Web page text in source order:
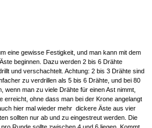
eine gewisse Festigkeit, und man kann mit dem
beginnen. Dazu werden 2 bis 6 Drähte
und verschachtelt. Achtung: 2 bis 3 Drähte sind
zu verdrillen als 5 bis 6 Drähte, und bei 80
wenn man zu viele Drähte für einen Ast nimmt,
erreicht, ohne dass man bei der Krone angelangt
hier mal wieder mehr  dickere Äste aus vier
sollten nur ab und zu eingestreut werden. Die